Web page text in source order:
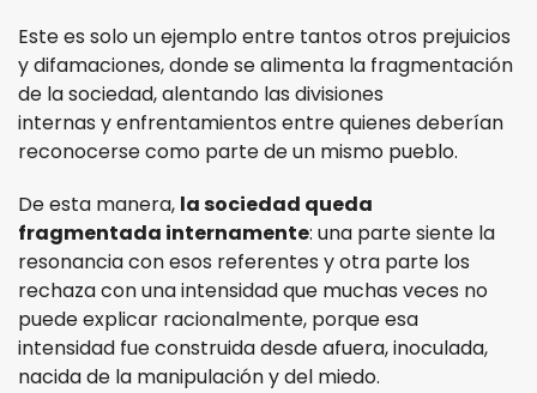
Este es solo un ejemplo entre tantos otros prejuicios
y difamaciones, donde se alimenta la fragmentación
de la sociedad, alentando las divisiones
internas y enfrentamientos entre quienes deberían
reconocerse como parte de un mismo pueblo.
De esta manera, la sociedad queda
fragmentada internamente: una parte siente la
resonancia con esos referentes y otra parte los
rechaza con una intensidad que muchas veces no
puede explicar racionalmente, porque esa
intensidad fue construida desde afuera, inoculada,
nacida de la manipulación y del miedo.